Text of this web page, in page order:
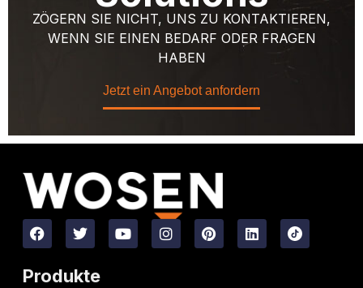
ZÖGERN SIE NICHT, UNS ZU KONTAKTIEREN,
WENN SIE EINEN BEDARF ODER FRAGEN
HABEN
Jetzt ein Angebot anfordern
Produkte